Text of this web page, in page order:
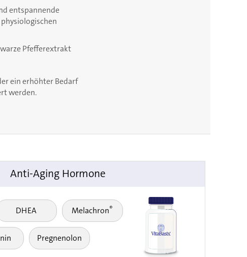
entspannende
Pfefferextrakt
ein erhöhter Bedarf
werden.
Anti-Aging Hormone
DHEA Melachron®
Pregnenolon